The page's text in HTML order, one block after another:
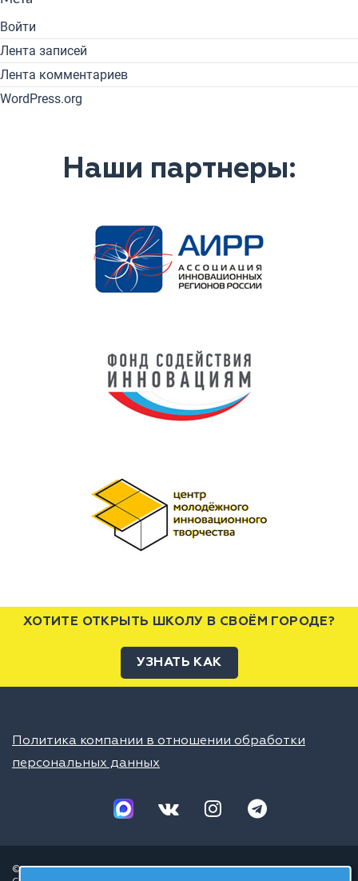
Войти
Лента записей
Лента комментариев
WordPress.org
Наши партнеры:
ХОТИТЕ ОТКРЫТЬ ШКОЛУ В СВОЁМ ГОРОДЕ?
УЗНАТЬ КАК
Политика компании в отношении обработки
персональных данных
© 2026 ШЦТ